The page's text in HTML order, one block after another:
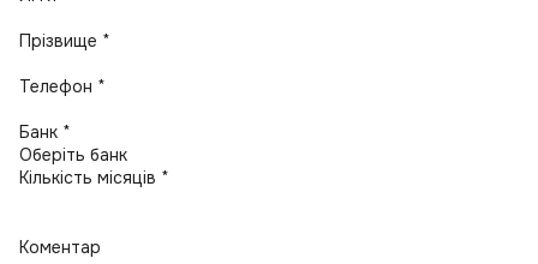
Прізвище *
Телефон *
Банк *
Кількість місяців *
Коментар